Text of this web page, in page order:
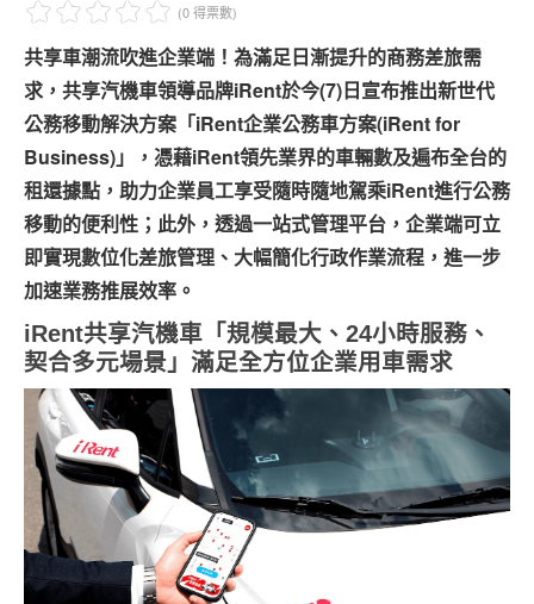
車型比拼
兩輪世界
(0 得票數)
共享車潮流吹進企業端！為滿足日漸提升的商務差旅需
求，共享汽機車領導品牌iRent於今(7)日宣布推出新世代
公務移動解決方案「iRent企業公務車方案(iRent for
Business)」，憑藉iRent領先業界的車輛數及遍布全台的
租還據點，助力企業員工享受隨時隨地駕乘iRent進行公務
移動的便利性；此外，透過一站式管理平台，企業端可立
即實現數位化差旅管理、大幅簡化行政作業流程，進一步
加速業務推展效率。
iRent共享汽機車「規模最大、24小時服務、
契合多元場景」滿足全方位企業用車需求